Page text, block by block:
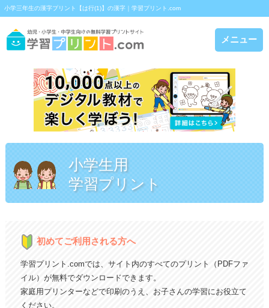
小学三年生の漢字プリント【は行(1)】の漢字｜学習プリント.com
メニュー
小学生用
学習プリント
初めてご利用される方へ
学習プリント.comでは、サイト内のすべてのプリント（PDFファ
イル）が無料でダウンロードできます。
家庭用プリンターなどで印刷のうえ、お子さんの学習にお役立て
ください。